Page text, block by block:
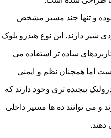
و تنها چند مسیر مشخص
شیر دارند. این نوع هیدرو بلوک
ساده تر استفاده می
اما همچنان نظم و ایمنی
پیچیده تری وجود دارند که
توانند ده ها مسیر داخلی
دهند.